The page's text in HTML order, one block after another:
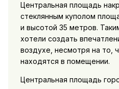
Центральная площадь
стеклянным куполом
и высотой 35 метров.
хотели создать
воздухе, несмотря на то,
находятся в помещении.
Центральная площадь